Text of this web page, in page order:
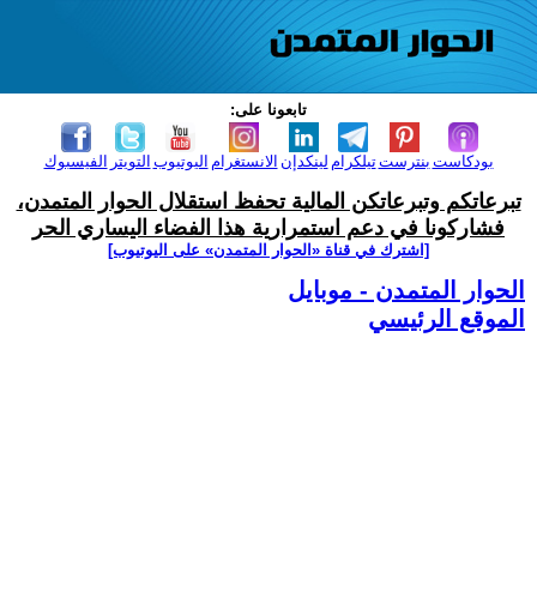
تابعونا على:
الفيسبوك التويتر اليوتيوب الانستغرام لينكدإن تيلكرامبنترست بودكاست
تبرعاتكم وتبرعاتكن المالية تحفظ استقلال الحوار المتمدن،
فشاركونا في دعم استمرارية هذا الفضاء اليساري الحر
[اشترك في قناة ‫«الحوار المتمدن» على اليوتيوب]
الحوار المتمدن - موبايل
الموقع الرئيسي